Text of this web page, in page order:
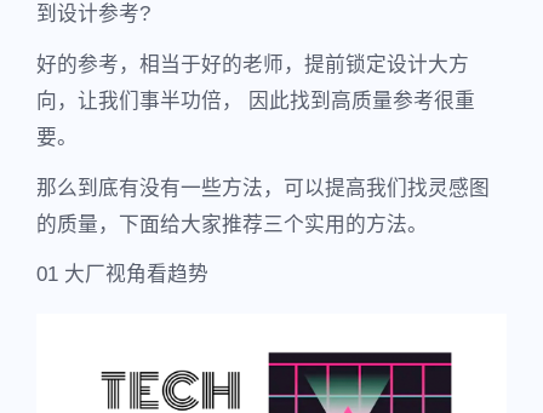
到设计参考?
好的参考，相当于好的老师，提前锁定设计大方
向，让我们事半功倍， 因此找到高质量参考很重
要。
那么到底有没有一些方法，可以提高我们找灵感图
的质量，下面给大家推荐三个实用的方法。
01 大厂视角看趋势